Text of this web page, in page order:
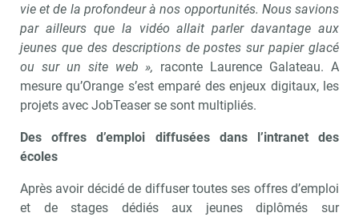
vie et de la profondeur à nos opportunités. Nous savions
par ailleurs que la vidéo allait parler davantage aux
jeunes que des descriptions de postes sur papier glacé
ou sur un site web », raconte Laurence Galateau. A
mesure qu’Orange s’est emparé des enjeux digitaux, les
projets avec JobTeaser se sont multipliés.
Des offres d’emploi diffusées dans l’intranet des
écoles
Après avoir décidé de diffuser toutes ses offres d’emploi
et de stages dédiés aux jeunes diplômés sur